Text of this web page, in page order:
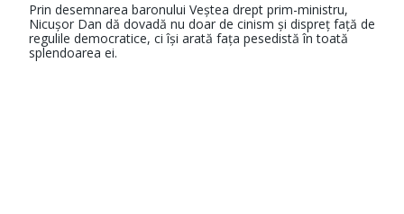
Prin desemnarea baronului Veștea drept prim-ministru,
Nicușor Dan dă dovadă nu doar de cinism și dispreț față de
regulile democratice, ci își arată fața pesedistă în toată
splendoarea ei.